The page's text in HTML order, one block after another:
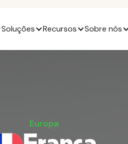
Soluções Recursos Sobre nós
Europa